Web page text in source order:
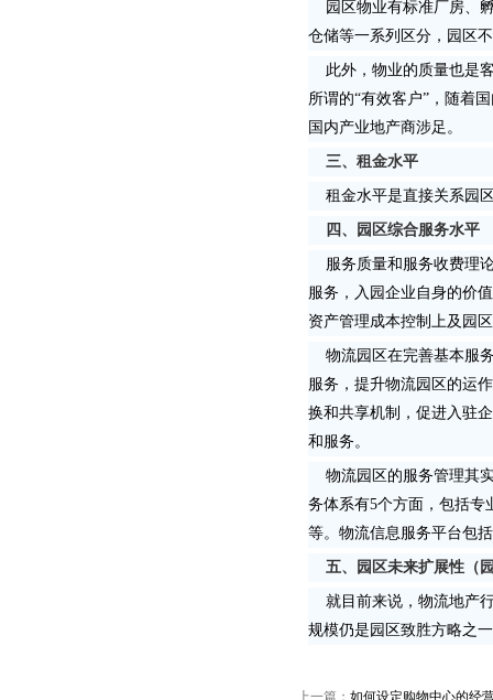
园区物业有标准厂房、
仓储等一系列区分，园区
此外，物业的质量也是
所谓的“有效客户”，随着
国内产业地产商涉足。
三、租金水平
租金水平是直接关系园
四、园区综合服务水平
服务质量和服务收费理
服务，入园企业自身的价
资产管理成本控制上及园
物流园区在完善基本服
服务，提升物流园区的运
换和共享机制，促进入驻
和服务。
物流园区的服务管理其
务体系有5个方面，包括专
等。物流信息服务平台包
五、园区未来扩展性（
就目前来说，物流地产
规模仍是园区致胜方略之
上一篇： 如何设定购物中心的经